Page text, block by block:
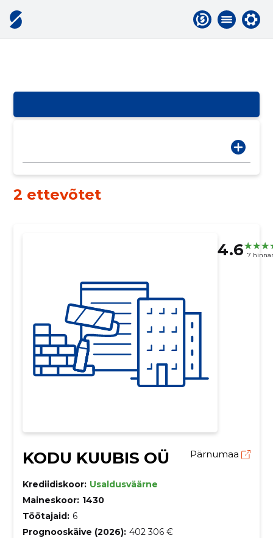
2 ettevõtet
4.6 7
KODU KUUBIS OÜ Pärnumaa
Krediidiskoor: Usaldusväärne
Maineskoor: 1430
Töötajaid: 6
Prognooskäive (2026): 402 306 €